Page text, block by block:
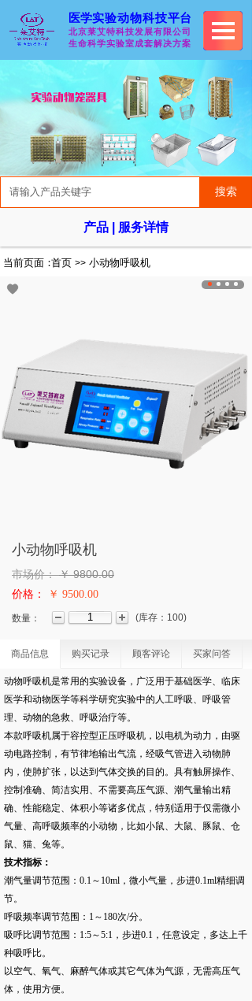
搜索
产品 | 服务详情
当前页面：首页 >> 小动物呼吸机
小动物呼吸机
市场价： ￥9800.00
价格： ￥ 9500.00
数量： (库存： 100)
商品信息 购买记录 顾客评论 买家问答
动物呼吸机是常用的实验设备，广泛用于基础医学、临床
医学和动物医学等科学研究实验中的人工呼吸、呼吸管
理、动物的急救、呼吸治疗等。
本款呼吸机属于容控型正压呼吸机，以电机为动力，由驱
动电路控制，有节律地输出气流，经吸气管进入动物肺
内，使肺扩张，以达到气体交换的目的。具有触屏操作、
控制准确、简洁实用、不需要高压气源、潮气量输出精
确、性能稳定、体积小等诸多优点，特别适用于仅需微小
气量、高呼吸频率的小动物，比如小鼠、大鼠、豚鼠、仓
鼠、猫、兔等。
技术指标：
潮气量调节范围：0.1～10ml，微小气量，步进0.1ml精细调
节。
呼吸频率调节范围：1～180次/分。
吸呼比调节范围：1:5～5:1，步进0.1，任意设定，多达上千
种吸呼比。
以空气、氧气、麻醉气体或其它气体为气源，无需高压气
体，使用方便。
医学实验动物科技平台
北京莱艾特科技发展有限公司
生命科学实验室成套解决方案